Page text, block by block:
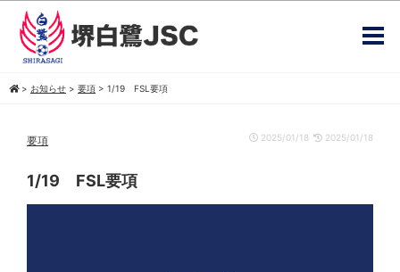
> お知らせ > 要項 > 1/19 FSL要項
要項 2025/01/18 2025/01/18
1/19 FSL要項